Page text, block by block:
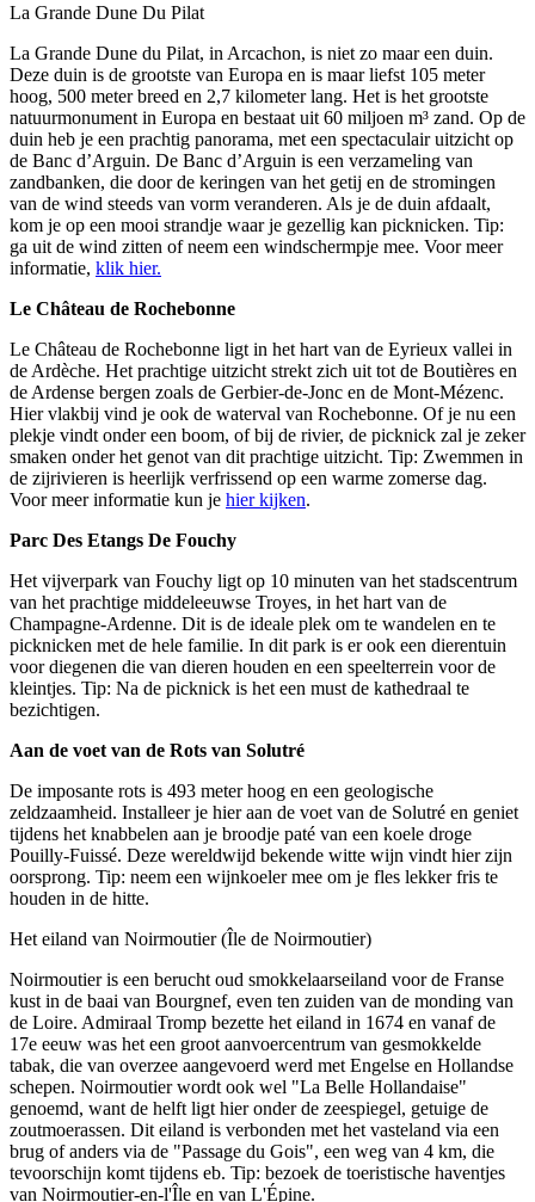
La Grande Dune Du Pilat
La Grande Dune du Pilat, in Arcachon, is niet zo maar een duin.
Deze duin is de grootste van Europa en is maar liefst 105 meter
hoog, 500 meter breed en 2,7 kilometer lang. Het is het grootste
natuurmonument in Europa en bestaat uit 60 miljoen m³ zand. Op de
duin heb je een prachtig panorama, met een spectaculair uitzicht op
de Banc d’Arguin. De Banc d’Arguin is een verzameling van
zandbanken, die door de keringen van het getij en de stromingen
van de wind steeds van vorm veranderen. Als je de duin afdaalt,
kom je op een mooi strandje waar je gezellig kan picknicken. Tip:
ga uit de wind zitten of neem een windschermpje mee. Voor meer
informatie, klik hier.
Le Château de Rochebonne
Le Château de Rochebonne ligt in het hart van de Eyrieux vallei in
de Ardèche. Het prachtige uitzicht strekt zich uit tot de Boutières en
de Ardense bergen zoals de Gerbier-de-Jonc en de Mont-Mézenc.
Hier vlakbij vind je ook de waterval van Rochebonne. Of je nu een
plekje vindt onder een boom, of bij de rivier, de picknick zal je zeker
smaken onder het genot van dit prachtige uitzicht. Tip: Zwemmen in
de zijrivieren is heerlijk verfrissend op een warme zomerse dag.
Voor meer informatie kun je hier kijken.
Parc Des Etangs De Fouchy
Het vijverpark van Fouchy ligt op 10 minuten van het stadscentrum
van het prachtige middeleeuwse Troyes, in het hart van de
Champagne-Ardenne. Dit is de ideale plek om te wandelen en te
picknicken met de hele familie. In dit park is er ook een dierentuin
voor diegenen die van dieren houden en een speelterrein voor de
kleintjes. Tip: Na de picknick is het een must de kathedraal te
bezichtigen.
Aan de voet van de Rots van Solutré
De imposante rots is 493 meter hoog en een geologische
zeldzaamheid. Installeer je hier aan de voet van de Solutré en geniet
tijdens het knabbelen aan je broodje paté van een koele droge
Pouilly-Fuissé. Deze wereldwijd bekende witte wijn vindt hier zijn
oorsprong. Tip: neem een wijnkoeler mee om je fles lekker fris te
houden in de hitte.
Het eiland van Noirmoutier (Île de Noirmoutier)
Noirmoutier is een berucht oud smokkelaarseiland voor de Franse
kust in de baai van Bourgnef, even ten zuiden van de monding van
de Loire. Admiraal Tromp bezette het eiland in 1674 en vanaf de
17e eeuw was het een groot aanvoercentrum van gesmokkelde
tabak, die van overzee aangevoerd werd met Engelse en Hollandse
schepen. Noirmoutier wordt ook wel "La Belle Hollandaise"
genoemd, want de helft ligt hier onder de zeespiegel, getuige de
zoutmoerassen. Dit eiland is verbonden met het vasteland via een
brug of anders via de "Passage du Gois", een weg van 4 km, die
tevoorschijn komt tijdens eb. Tip: bezoek de toeristische haventjes
van Noirmoutier-en-l'Île en van L'Épine.